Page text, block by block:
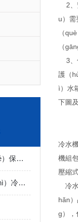
水冷式冷水機的特點和（hé）保養（yǎng）措施
風冷式冷水機和水冷式（shì）冷水機（jī）的比（bǐ）較
2、
u）需
（
（
3、
護（
ì）水
下圖
冷水
機組
壓縮
冷水
hǎn
g），